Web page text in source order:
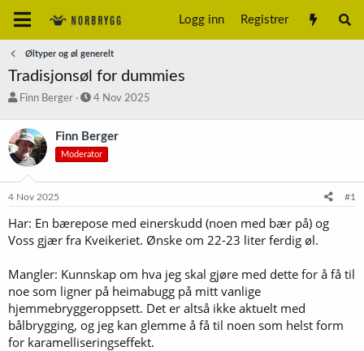
Logg inn Registrer
Øltyper og øl generelt
Tradisjonsøl for dummies
T
å
d
s
a
r
e
r
Finn Berger
S
r
t
a
4 Nov 2025
Finn Berger
Moderator
4 Nov 2025 #1
Har: En bærepose med einerskudd (noen med bær på) og
Voss gjær fra Kveikeriet. Ønske om 22-23 liter ferdig øl.
Mangler: Kunnskap om hva jeg skal gjøre med dette for å få til
noe som ligner på heimabugg på mitt vanlige
hjemmebryggeroppsett. Det er altså ikke aktuelt med
bålbrygging, og jeg kan glemme å få til noen som helst form
for karamelliseringseffekt.